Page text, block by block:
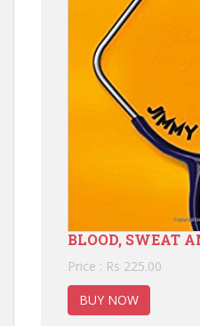
BLOOD, SWEAT
Price : Rs 225.00
BUY NOW